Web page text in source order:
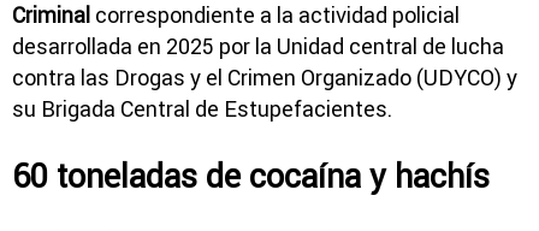
Criminal correspondiente a la actividad policial
desarrollada en 2025 por la Unidad central de lucha
contra las Drogas y el Crimen Organizado (UDYCO) y
su Brigada Central de Estupefacientes.
60 toneladas de cocaína y hachís